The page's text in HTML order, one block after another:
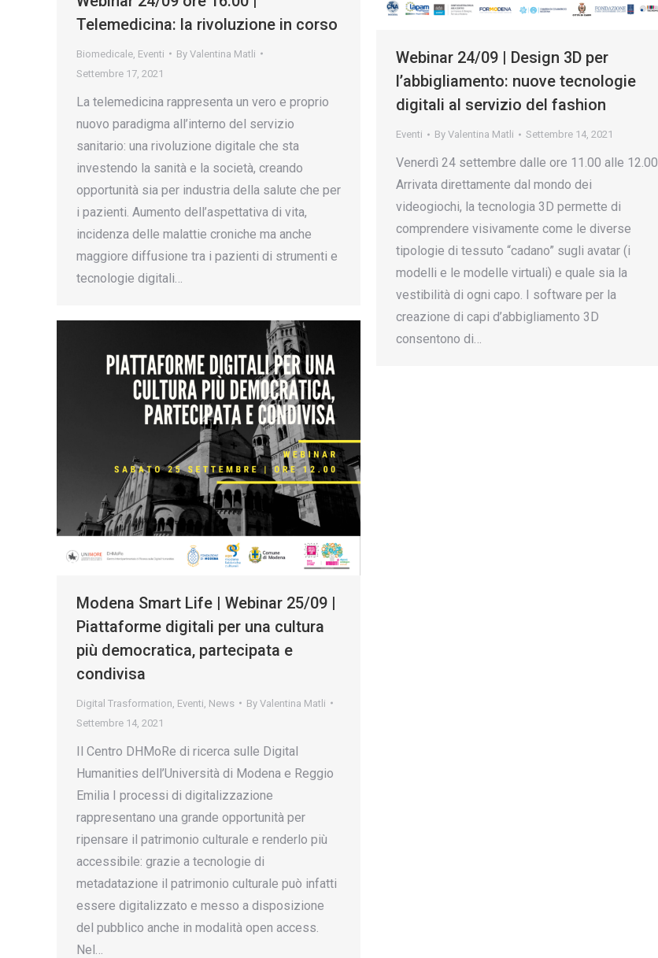
Telemedicina: la rivoluzione in corso
Biomedicale Eventi By Valentina Matli
Settembre 17, 2021
La telemedicina rappresenta un vero e proprio
nuovo paradigma all’interno del servizio
sanitario: una rivoluzione digitale che sta
investendo la sanità e la società, creando
opportunità sia per industria della salute che per
i pazienti. Aumento dell’aspettativa di vita,
incidenza delle malattie croniche ma anche
maggiore diffusione tra i pazienti di strumenti e
tecnologie digitali…
Webinar 24/09 | Design 3D per
l’abbigliamento: nuove tecnologie
digitali al servizio del fashion
Eventi By Valentina Matli Settembre 14, 2021
Venerdì 24 settembre dalle ore 11.00 alle 12.00
Arrivata direttamente dal mondo dei
videogiochi, la tecnologia 3D permette di
comprendere visivamente come le diverse
tipologie di tessuto “cadano” sugli avatar (i
modelli e le modelle virtuali) e quale sia la
vestibilità di ogni capo. I software per la
creazione di capi d’abbigliamento 3D
consentono di…
Modena Smart Life | Webinar 25/09 |
Piattaforme digitali per una cultura
più democratica, partecipata e
condivisa
Digital Trasformation Eventi News By Valentina Matli
Settembre 14, 2021
Il Centro DHMoRe di ricerca sulle Digital
Humanities dell’Università di Modena e Reggio
Emilia I processi di digitalizzazione
rappresentano una grande opportunità per
ripensare il patrimonio culturale e renderlo più
accessibile: grazie a tecnologie di
metadatazione il patrimonio culturale può infatti
essere digitalizzato e messo a disposizione
del pubblico anche in modalità open access.
Nel…